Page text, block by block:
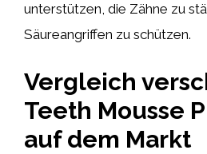
unterstützen, die Zähne zu
Säureangriffen zu schützen.
Vergleich
Teeth Mousse
auf dem Markt